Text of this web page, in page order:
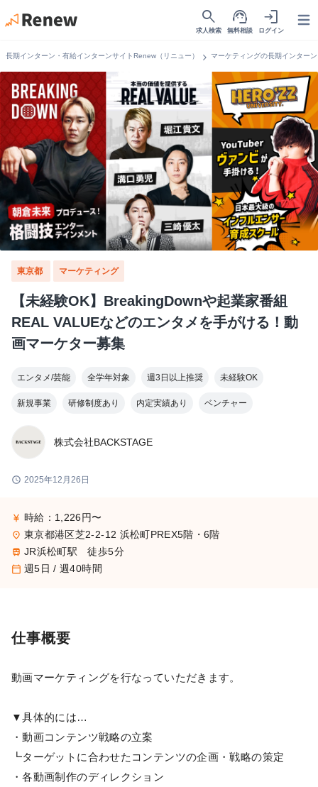
search
求人検索
support_agent
無料相談
login
ログイン
長期インターン・有給インターンサイトRenew（リニュー） chevron_right マーケティングの長期インター
東京都 マーケティング
【未経験OK】BreakingDownや起業家番組
REAL VALUEなどのエンタメを手がける！動
画マーケター募集
エンタメ/芸能 全学年対象 週3日以上推奨 未経験OK
新規事業 研修制度あり 内定実績あり ベンチャー
株式会社BACKSTAGE
schedule 2025年12月26日
currency_yen 時給：1,226円〜
place 東京都港区芝2-2-12 浜松町PREX5階・6階
train JR浜松町駅 徒歩5分
calendar_today 週5日 / 週40時間
仕事概要
動画マーケティングを行なっていただきます。
▼具体的には…
・動画コンテンツ戦略の立案
┗ターゲットに合わせたコンテンツの企画・戦略の策定
・各動画制作のディレクション